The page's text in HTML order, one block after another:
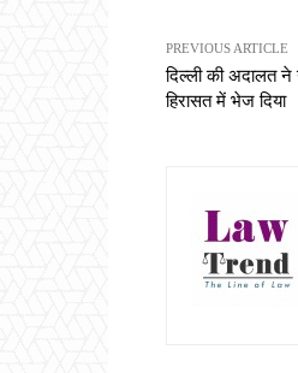
PREVIOUS ARTICLE
दिल्ली की अदालत ने
हिरासत में भेज दिया